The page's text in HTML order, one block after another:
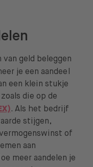
geld beleggen
je een aandeel
een klein stukje
die op de
. Als het bedrijf
stijgen,
of
aan
meer aandelen je